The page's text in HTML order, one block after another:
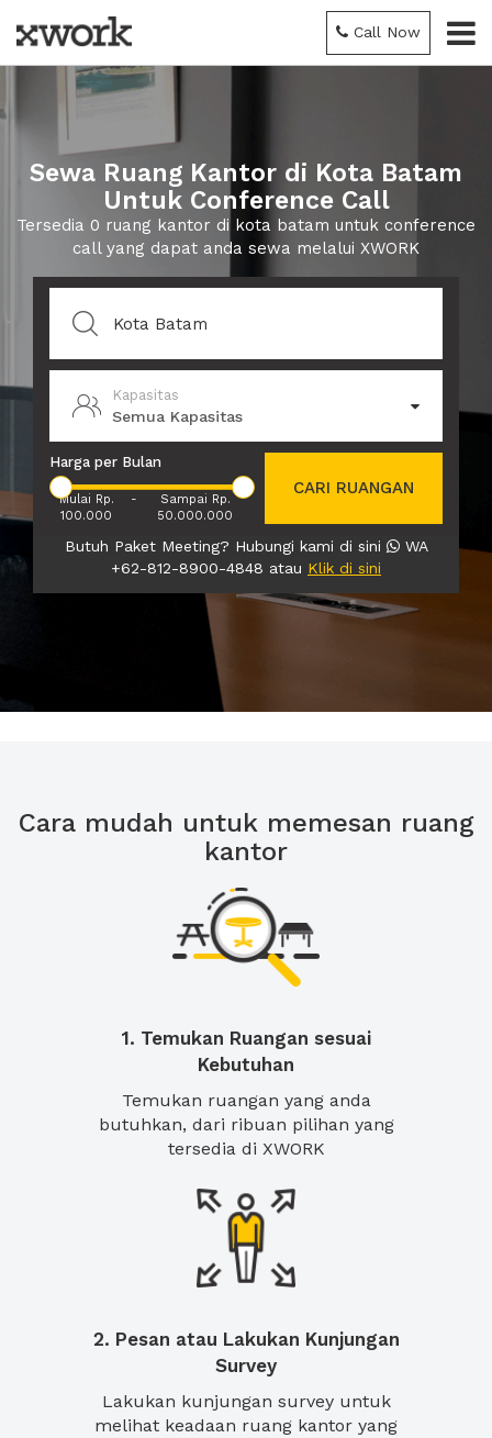
Call Now
Sewa Ruang Kantor di Kota Batam
Untuk Conference Call
Tersedia 0 ruang kantor di kota batam untuk conference
call yang dapat anda sewa melalui XWORK
Kapasitas
Semua Kapasitas
Harga per Bulan
Mulai Rp.
100.000
-
Sampai Rp.
50.000.000
CARI RUANGAN
Butuh Paket Meeting? Hubungi kami di sini
WA
+62-812-8900-4848 atau Klik di sini
Cara mudah untuk memesan ruang
kantor
1. Temukan Ruangan sesuai
Kebutuhan
Temukan ruangan yang anda
butuhkan, dari ribuan pilihan yang
tersedia di XWORK
2. Pesan atau Lakukan Kunjungan
Survey
Lakukan kunjungan survey untuk
melihat keadaan ruang kantor yang